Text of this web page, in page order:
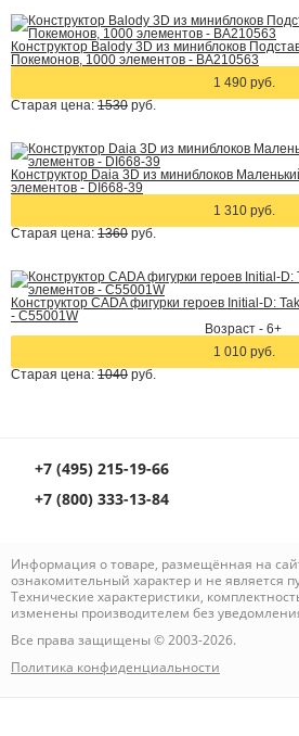
Конструктор Balody 3D из миниблоков
Покемонов, 1000 элементов - BA210563
1 490 руб.
Старая цена: 1530 руб.
Конструктор Daia 3D из миниблоков
элементов - DI668-39
1 310 руб.
Старая цена: 1360 руб.
Конструктор CADA фигурки героев Initial-D:
- C55001W
Возраст - 6+
1 010 руб.
Старая цена: 1040 руб.
+7 (495) 215-19-66
+7 (800) 333-13-84
Информация о товаре, размещённая на
ознакомительный характер и не является
Технические характеристики,
изменены производителем без
Все права защищены © 2003-2026.
Политика конфиденциальности